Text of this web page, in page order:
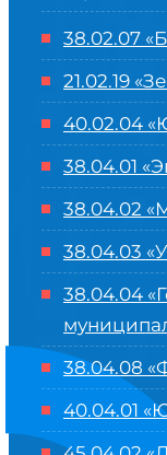
38.02.07
21.02.19
40.02.04
38.04.01
38.04.02
38.04.03
38.04.04
38.04.08
40.04.01